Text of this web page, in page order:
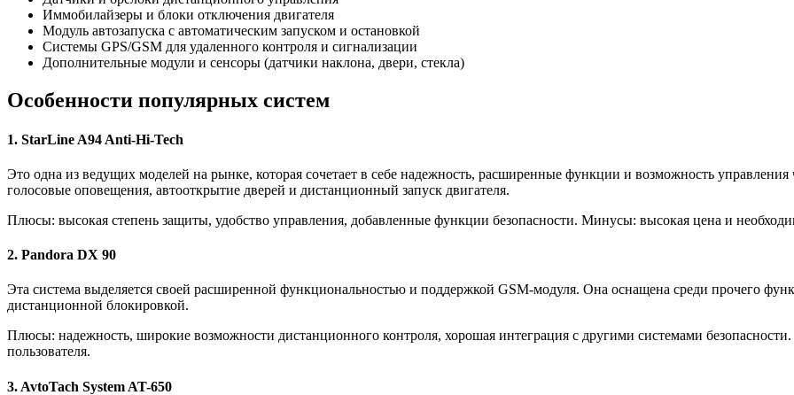
Иммобилайзеры и блоки отключения двигателя
Модуль автозапуска с автоматическим запуском и остановкой
Системы GPS/GSM для удаленного контроля и сигнализации
Дополнительные модули и сенсоры (датчики наклона, двери, стекла)
Особенности популярных систем
1. StarLine A94 Anti-Hi-Tech
Это одна из ведущих моделей на рынке, которая сочетает в себе надежность, расширенные функции и возможность
голосовые оповещения, автооткрытие дверей и дистанционный запуск двигателя.
Плюсы: высокая степень защиты, удобство управления, добавленные функции безопасности. Минусы: высокая цена и
2. Pandora DX 90
Эта система выделяется своей расширенной функциональностью и поддержкой GSM-модуля. Она оснащена среди прочего
дистанционной блокировкой.
Плюсы: надежность, широкие возможности дистанционного контроля, хорошая интеграция с другими системами
пользователя.
3. AvtoTach System AT-650